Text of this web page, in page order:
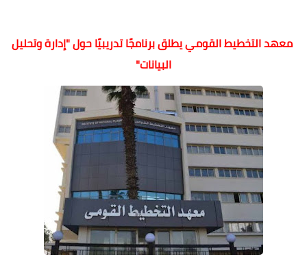
معهد التخطيط القومي يطلق برنامجًا تدريبيًا حول "إدارة وتحليل
البيانات"